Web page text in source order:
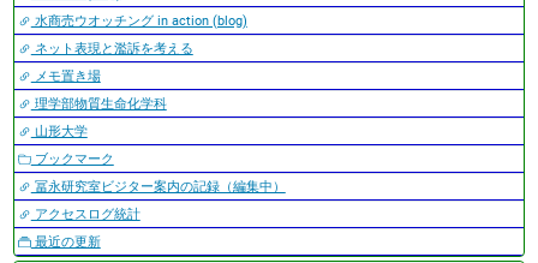
水商売ウオッチング in action (blog)
ネット表現と濫訴を考える
メモ置き場
理学部物質生命化学科
山形大学
ブックマーク
冨永研究室ビジター案内の記録（編集中）
アクセスログ統計
最近の更新